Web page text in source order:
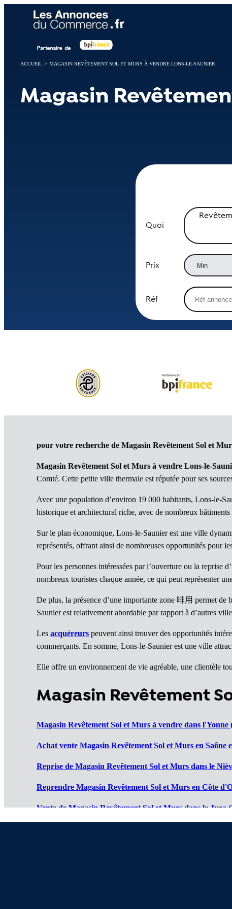
ACCUEIL > MAGASIN REVÊTEMENT SOL ET MURS À VENDRE LONS-LE-SAUNIER
Magasin
Quoi
Prix
Réf
pour votre recherche de Magasin Revêtement Sol et
Magasin Revêtement Sol et Murs à vendre Lons-le-
Comté. Cette petite ville thermale est réputée pour ses
Avec une population d’environ 19 000 habitants, Lons-le-
historique et architectural riche, avec de nombreux
Sur le plan économique, Lons-le-Saunier est une ville
représentés, offrant ainsi de nombreuses opportunités pour
Pour les personnes intéressées par l’ouverture ou la reprise
nombreux touristes chaque année, ce qui peut représenter
De plus, la présence d’une importante zone 啡用 permet
Saunier est relativement abordable par rapport à d’autres
Les acquéreurs peuvent ainsi trouver des opportunités
commerçants. En somme, Lons-le-Saunier est une ville
Elle offre un environnement de vie agréable, une clientèle
Magasin Revêtement
Magasin Revêtement Sol et Murs à vendre dans l'Yonne
Achat vente Magasin Revêtement Sol et Murs en Saône
Reprise de Magasin Revêtement Sol et Murs dans le
Reprendre Magasin Revêtement Sol et Murs en Côte
Vente de Magasin Revêtement Sol et Murs dans le Jura
Panneau de gestion des cookies